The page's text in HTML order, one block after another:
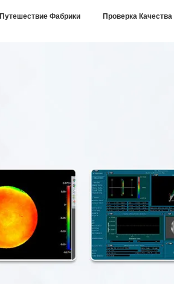
Путешествие Фабрики Проверка Качества